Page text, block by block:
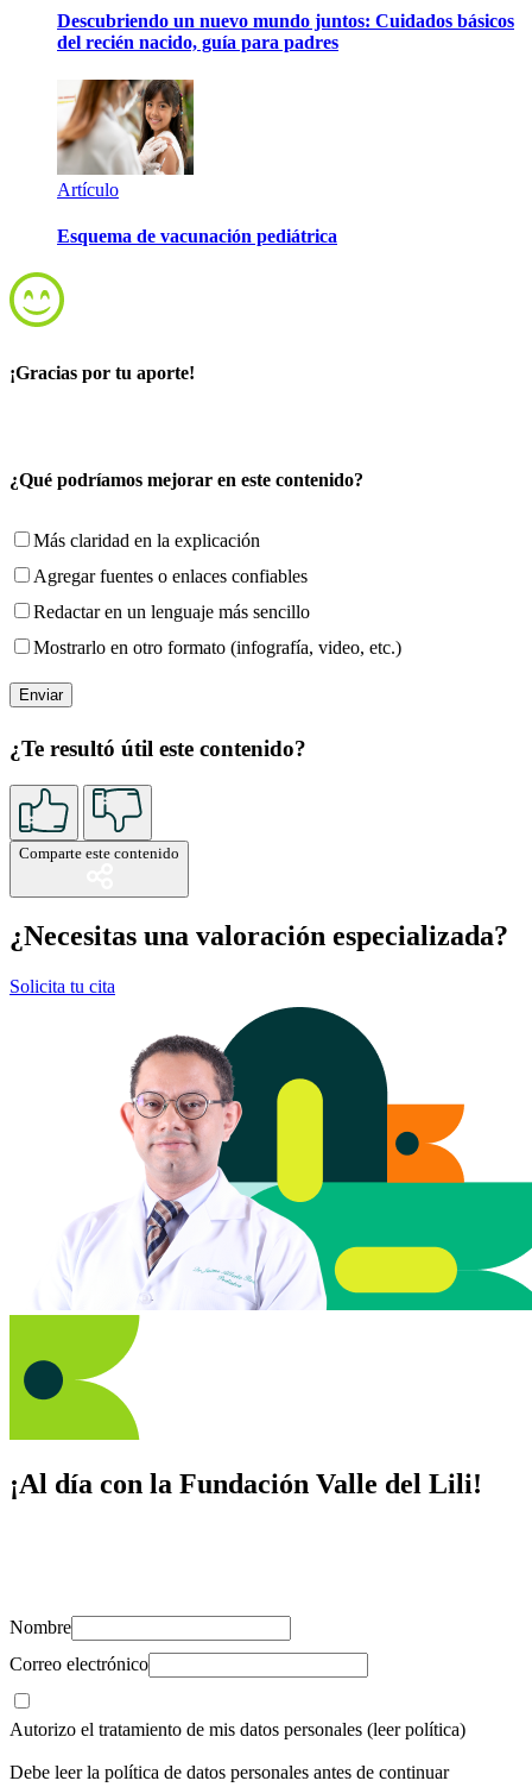
Descubriendo un nuevo mundo juntos: Cuidados básicos
del recién nacido, guía para padres
Artículo
Esquema de vacunación pediátrica
¡Gracias por tu aporte!
¿Qué podríamos mejorar en este contenido?
Más claridad en la explicación
Agregar fuentes o enlaces confiables
Redactar en un lenguaje más sencillo
Mostrarlo en otro formato (infografía, video, etc.)
¿Te resultó útil este contenido?
Comparte este contenido
¿Necesitas una valoración especializada?
Solicita tu cita
¡Al día con la Fundación Valle del Lili!
Nombre
Correo electrónico
Autorizo el tratamiento de mis datos personales (leer política)
Debe leer la política de datos personales antes de continuar